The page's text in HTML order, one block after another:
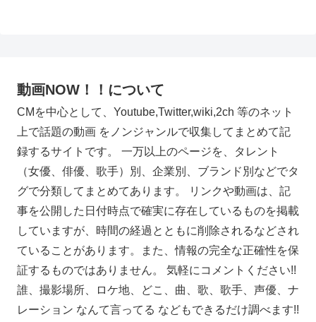
動画NOW！！について
CMを中心として、Youtube,Twitter,wiki,2ch 等のネット
上で話題の動画 をノンジャンルで収集してまとめて記
録するサイトです。 一万以上のページを、タレント
（女優、俳優、歌手）別、企業別、ブランド別などでタ
グで分類してまとめてあります。 リンクや動画は、記
事を公開した日付時点で確実に存在しているものを掲載
していますが、時間の経過とともに削除されるなどされ
ていることがあります。また、情報の完全な正確性を保
証するものではありません。 気軽にコメントください!!
誰、撮影場所、ロケ地、どこ、曲、歌、歌手、声優、ナ
レーション なんて言ってる などもできるだけ調べます!!